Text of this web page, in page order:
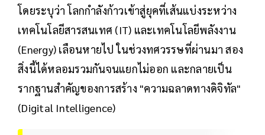
โดยระบุว่า โลกกำลังก้าวเข้าสู่ยุคที่เส้นแบ่งระหว่าง
เทคโนโลยีสารสนเทศ (IT) และเทคโนโลยีพลังงาน
(Energy) เลือนหายไป ในช่วงทศวรรษที่ผ่านมา สอง
สิ่งนี้ได้หลอมรวมกันจนแยกไม่ออก และกลายเป็น
รากฐานสำคัญของการสร้าง "ความฉลาดทางดิจิทัล"
(Digital Intelligence)